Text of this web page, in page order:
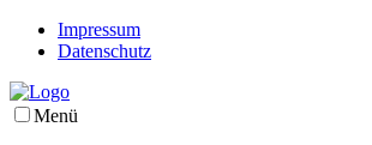
Impressum
Datenschutz
Menü